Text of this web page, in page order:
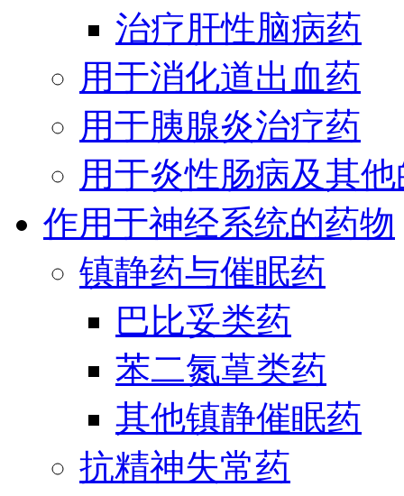
治疗肝性脑病药
用于消化道出血药
用于胰腺炎治疗药
用于炎性肠病及其
作用于神经系统的药物
镇静药与催眠药
巴比妥类药
苯二氮䓬类药
其他镇静催眠药
抗精神失常药